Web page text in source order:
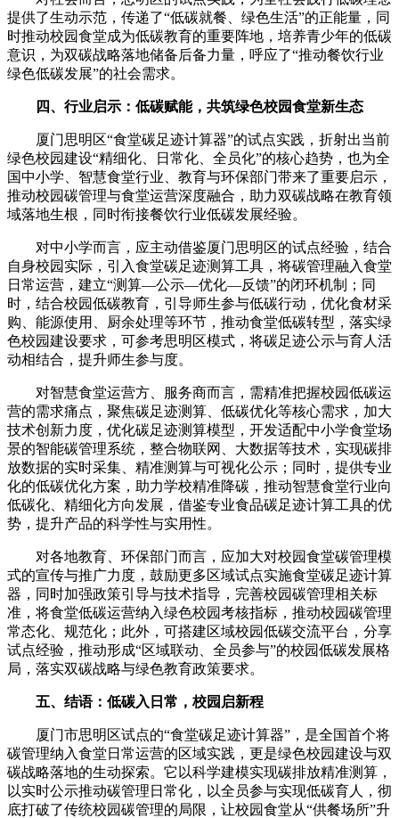
提供了生动示范，传递了“低碳就餐、绿色生活”的正能量，同
时推动校园食堂成为低碳教育的重要阵地，培养青少年的低碳
意识，为双碳战略落地储备后备力量，呼应了“推动餐饮行业
绿色低碳发展”的社会需求。
四、行业启示：低碳赋能，共筑绿色校园食堂新生态
厦门思明区“食堂碳足迹计算器”的试点实践，折射出当前
绿色校园建设“精细化、日常化、全员化”的核心趋势，也为全
国中小学、智慧食堂行业、教育与环保部门带来了重要启示，
推动校园碳管理与食堂运营深度融合，助力双碳战略在教育领
域落地生根，同时衔接餐饮行业低碳发展经验。
对中小学而言，应主动借鉴厦门思明区的试点经验，结合
自身校园实际，引入食堂碳足迹测算工具，将碳管理融入食堂
日常运营，建立“测算—公示—优化—反馈”的闭环机制；同
时，结合校园低碳教育，引导师生参与低碳行动，优化食材采
购、能源使用、厨余处理等环节，推动食堂低碳转型，落实绿
色校园建设要求，可参考思明区模式，将碳足迹公示与育人活
动相结合，提升师生参与度。
对智慧食堂运营方、服务商而言，需精准把握校园低碳运
营的需求痛点，聚焦碳足迹测算、低碳优化等核心需求，加大
技术创新力度，优化碳足迹测算模型，开发适配中小学食堂场
景的智能碳管理系统，整合物联网、大数据等技术，实现碳排
放数据的实时采集、精准测算与可视化公示；同时，提供专业
化的低碳优化方案，助力学校精准降碳，推动智慧食堂行业向
低碳化、精细化方向发展，借鉴专业食品碳足迹计算工具的优
势，提升产品的科学性与实用性。
对各地教育、环保部门而言，应加大对校园食堂碳管理模
式的宣传与推广力度，鼓励更多区域试点实施食堂碳足迹计算
器，同时加强政策引导与技术指导，完善校园碳管理相关标
准，将食堂低碳运营纳入绿色校园考核指标，推动校园碳管理
常态化、规范化；此外，可搭建区域校园低碳交流平台，分享
试点经验，推动形成“区域联动、全员参与”的校园低碳发展格
局，落实双碳战略与绿色教育政策要求。
五、结语：低碳入日常，校园启新程
厦门市思明区试点的“食堂碳足迹计算器”，是全国首个将
碳管理纳入食堂日常运营的区域实践，更是绿色校园建设与双
碳战略落地的生动探索。它以科学建模实现碳排放精准测算，
以实时公示推动碳管理日常化，以全员参与实现低碳育人，彻
底打破了传统校园碳管理的局限，让校园食堂从“供餐场所”升